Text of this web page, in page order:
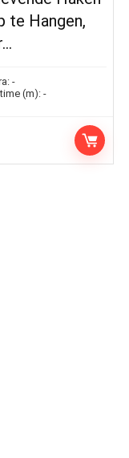
te Hangen,
-
(m): -